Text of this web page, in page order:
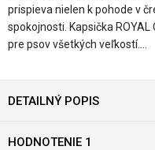
prispieva nielen k pohode v
spokojnosti. Kapsička
pre psov všetkých veľkostí.…
DETAILNÝ POPIS
HODNOTENIE 1